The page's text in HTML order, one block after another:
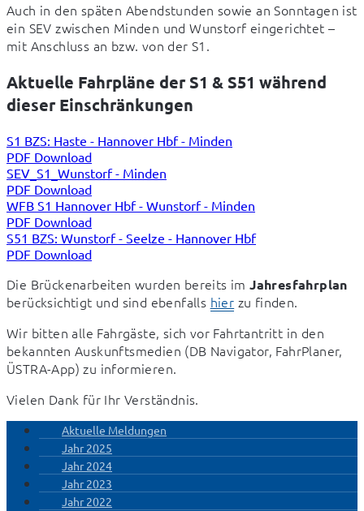
Auch in den späten Abendstunden sowie an Sonntagen ist
ein SEV zwischen Minden und Wunstorf eingerichtet –
mit Anschluss an bzw. von der S1.
Aktuelle Fahrpläne der S1 & S51 während
dieser Einschränkungen
S1 BZS: Haste - Hannover Hbf - Minden
PDF Download
SEV_S1_Wunstorf - Minden
PDF Download
WFB S1 Hannover Hbf - Wunstorf - Minden
PDF Download
S51 BZS: Wunstorf - Seelze - Hannover Hbf
PDF Download
Die Brückenarbeiten wurden bereits im Jahresfahrplan
berücksichtigt und sind ebenfalls hier zu finden.
Wir bitten alle Fahrgäste, sich vor Fahrtantritt in den
bekannten Auskunftsmedien (DB Navigator, FahrPlaner,
ÜSTRA-App) zu informieren.
Vielen Dank für Ihr Verständnis.
Aktuelle Meldungen
Jahr 2025
Jahr 2024
Jahr 2023
Jahr 2022